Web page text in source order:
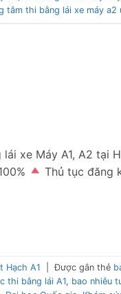
tâm thi bằng lái xe máy a2
lái xe Máy A1, A2 tại
Thủ tục đăng
Hạch A1 Được gắn thẻ
thi bằng lái A1, bao nhiêu